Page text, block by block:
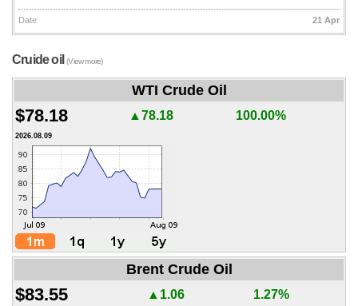
Date 21 Apr
Cruide oil(View more)
WTI Crude Oil
$78.18 ▲78.18 100.00%
2026.08.09
Brent Crude Oil
$83.55 ▲1.06 1.27%